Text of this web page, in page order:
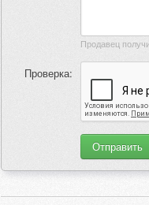
Проверка: